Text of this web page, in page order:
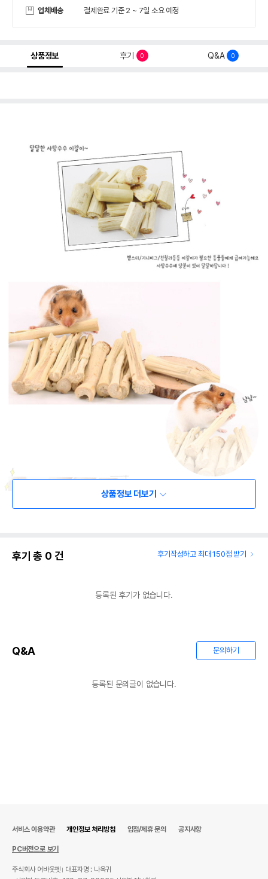
업체배송 결제완료 기준 2 ~ 7일 소요 예정
상품정보 후기 0 Q&A 0
상품정보 더보기
후기 총 0 건 후기작성하고 최대 150점 받기
등록된 후기가 없습니다.
Q&A 문의하기
등록된 문의글이 없습니다.
서비스 이용약관 개인정보 처리방침 입점/제휴 문의 공지사항
PC버전으로 보기
주식회사 어바웃펫
대표자명 : 나옥귀